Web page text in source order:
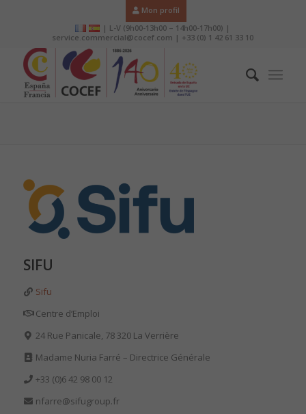
Mon profil
| L-V (9h00-13h00 – 14h00-17h00) |
service.commercial@cocef.com | +33 (0) 1 42 61 33 10
SIFU
Sifu
Centre d’Emploi
24 Rue Panicale, 78 320 La Verrière
Madame Nuria Farré – Directrice Générale
+33 (0)6 42 98 00 12
nfarre@sifugroup.fr